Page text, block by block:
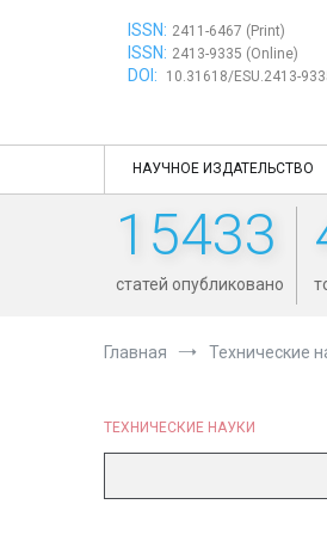
ISSN: 2411-6467 (Print)
ISSN: 2413-9335 (Online)
DOI: 10.31618/ESU.2413-
НАУЧНОЕ ИЗДАТЕЛЬСТВО
15433
статей опубликовано
Главная Технические
ТЕХНИЧЕСКИЕ НАУКИ